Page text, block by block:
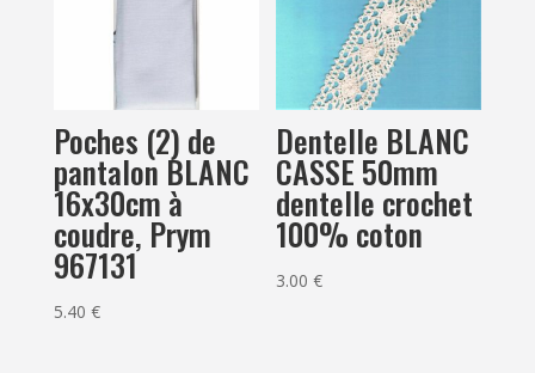
Poches (2) de
pantalon BLANC
16x30cm à
coudre, Prym
967131
5.40 €
Dentelle BLANC
CASSE 50mm
dentelle crochet
100% coton
3.00€